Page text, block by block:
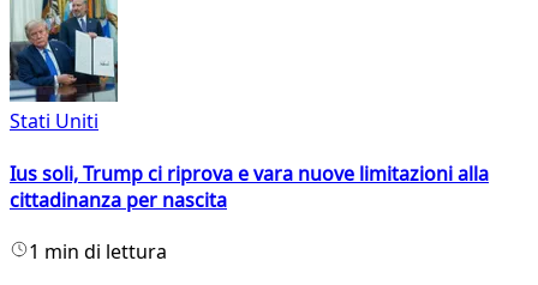
Stati Uniti
Ius soli, Trump ci riprova e vara nuove limitazioni alla
cittadinanza per nascita
1 min di lettura